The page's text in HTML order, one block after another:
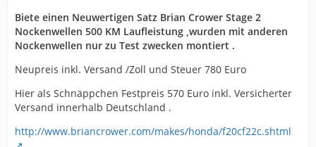
Biete einen Neuwertigen Satz Brian Crower Stage 2
Nockenwellen 500 KM Laufleistung ,wurden mit anderen
Nockenwellen nur zu Test zwecken montiert .
Neupreis inkl. Versand /Zoll und Steuer 780 Euro
Hier als Schnäppchen Festpreis 570 Euro inkl. Versicherter
Versand innerhalb Deutschland .
http://www.briancrower.com/makes/honda/f20cf22c.shtml